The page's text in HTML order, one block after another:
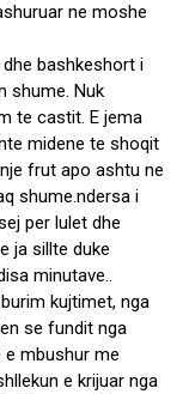
ne moshe
bashkeshort i
shume. Nuk
te castit. E jema
midene te shoqit
frut apo ashtu ne
shume.ndersa i
per lulet dhe
ja sillte duke
minutave..
kujtimet, nga
se fundit nga
e mbushur me
e krijuar nga